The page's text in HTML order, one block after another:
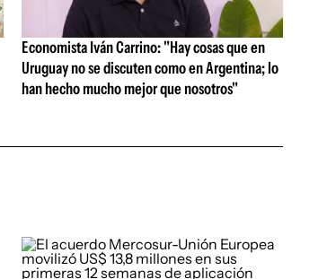
Economista Iván Carrino: "Hay cosas que en
Uruguay no se discuten como en Argentina; lo
han hecho mucho mejor que nosotros"